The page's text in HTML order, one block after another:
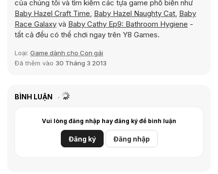
của chúng tôi và tìm kiếm các tựa game phổ biến như
Baby Hazel Craft Time, Baby Hazel Naughty Cat, Baby
Race Galaxy và Baby Cathy Ep9: Bathroom Hygiene -
tất cả đều có thể chơi ngay trên Y8 Games.
Loại: Game dành cho Con gái
Đã thêm vào 30 Tháng 3 2013
BÌNH LUẬN
Vui lòng đăng nhập hay đăng ký để bình luận
Đăng ký Đăng nhập